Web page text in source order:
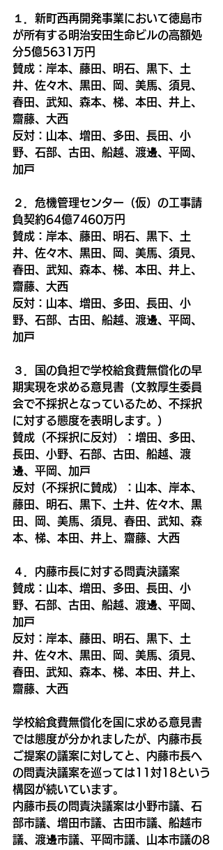
１．新町西再開発事業において徳島市
が所有する明治安田生命ビルの高額処
分5億5631万円
賛成： 岸本、藤田、明石、黒下、土
井、佐々木、黒田、岡、美馬、須見、
春田、武知、森本、梯、本田、井上、
齋藤、大西
反対：山本、増田、多田、長田、小
野、石部、古田、船越、渡邊、平岡、
加戸
２．危機管理センター（仮）の工事請
負契約64億7460万円
賛成：岸本、藤田、明石、黒下、土
井、佐々木、黒田、岡、美馬、須見、
春田、武知、森本、梯、本田、井上、
齋藤、大西
反対：山本、増田、多田、長田、小
野、石部、古田、船越、渡邊、平岡、
加戸
３．国の負担で学校給食費無償化の早
期実現を求める意見書（文教厚生委員
会で不採択となっているため、不採択
に対する態度を表明します。）
賛成（不採択に反対）： 増田、多田、
長田、小野、石部、古田、船越、渡
邊、平岡、加戸
反対（不採択に賛成）：山本、岸本、
藤田、明石、黒下、土井、佐々木、黒
田、岡、美馬、須見、春田、武知、森
本、梯、本田、井上、齋藤、大西
４．内藤市長に対する問責決議案
賛成：山本、増田、多田、長田、小
野、石部、古田、船越、渡邊、平岡、
加戸
反対：岸本、藤田、明石、黒下、土
井、佐々木、黒田、岡、美馬、須見、
春田、武知、森本、梯、本田、井上、
齋藤、大西
学校給食費無償化を国に求める意見書
では態度が分かれましたが、内藤市長
ご提案の議案に対してと、内藤市長へ
の問責決議案を巡っては11対18という
構図が続いています。
内藤市長の問責決議案は小野市議、石
部市議、増田市議、古田市議、船越市
議、渡邊市議、平岡市議、山本市議の8